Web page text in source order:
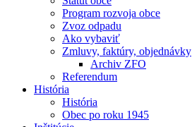
Program rozvoja obce
Zvoz odpadu
Ako vybaviť
Zmluvy, faktúry, objednávky
Archiv ZFO
Referendum
História
História
Obec po roku 1945